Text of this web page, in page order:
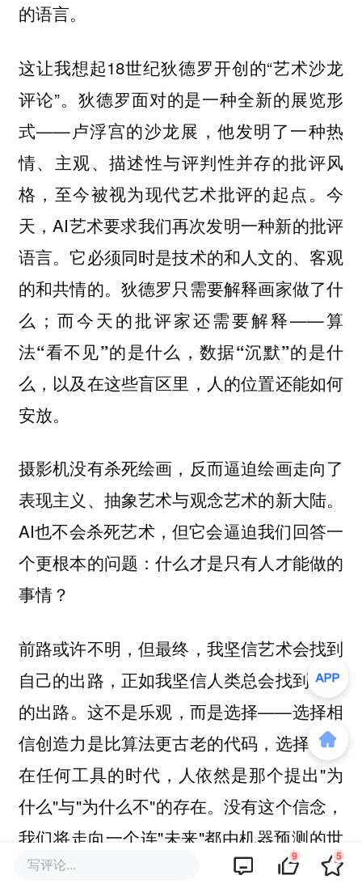
的语言。
这让我想起18世纪狄德罗开创的“艺术沙龙
评论”。狄德罗面对的是一种全新的展览形
式——卢浮宫的沙龙展，他发明了一种热
情、主观、描述性与评判性并存的批评风
格，至今被视为现代艺术批评的起点。今
天，AI艺术要求我们再次发明一种新的批评
语言。它必须同时是技术的和人文的、客观
的和共情的。狄德罗只需要解释画家做了什
么；而今天的批评家还需要解释——算
法“看不见”的是什么，数据“沉默”的是什
么，以及在这些盲区里，人的位置还能如何
安放。
摄影机没有杀死绘画，反而逼迫绘画走向了
表现主义、抽象艺术与观念艺术的新大陆。
AI也不会杀死艺术，但它会逼迫我们回答一
个更根本的问题：什么才是只有人才能做的
事情？
前路或许不明，但最终，我坚信艺术会找到
自己的出路，正如我坚信人类总会找到自己
的出路。这不是乐观，而是选择——选择相
信创造力是比算法更古老的代码，选择相信
在任何工具的时代，人依然是那个提出"为
什么"与"为什么不"的存在。没有这个信念，
我们将走向一个连"未来"都由机器预测的世
界；而有了这个信念，AI不过是我们又一次
写评论... 9 5